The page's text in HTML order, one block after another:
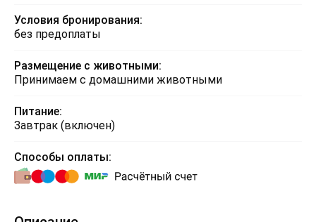
Условия бронирования:
без предоплаты
Размещение с животными:
Принимаем с домашними животными
Питание:
Завтрак (включен)
Способы оплаты: